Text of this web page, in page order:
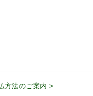
方法のご案内 >